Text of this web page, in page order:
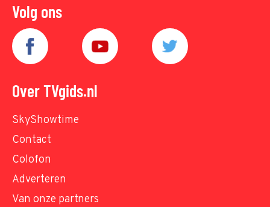
Volg ons
Over TVgids.nl
SkyShowtime
Contact
Colofon
Adverteren
Van onze partners